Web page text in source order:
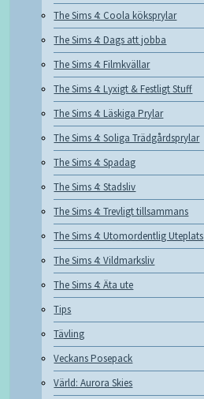
The Sims 4: Coola köksprylar
The Sims 4: Dags att jobba
The Sims 4: Filmkvällar
The Sims 4: Lyxigt & Festligt Stuff
The Sims 4: Läskiga Prylar
The Sims 4: Soliga Trädgårdsprylar
The Sims 4: Spadag
The Sims 4: Stadsliv
The Sims 4: Trevligt tillsammans
The Sims 4: Utomordentlig Uteplats
The Sims 4: Vildmarksliv
The Sims 4: Äta ute
Tips
Tävling
Veckans Posepack
Värld: Aurora Skies